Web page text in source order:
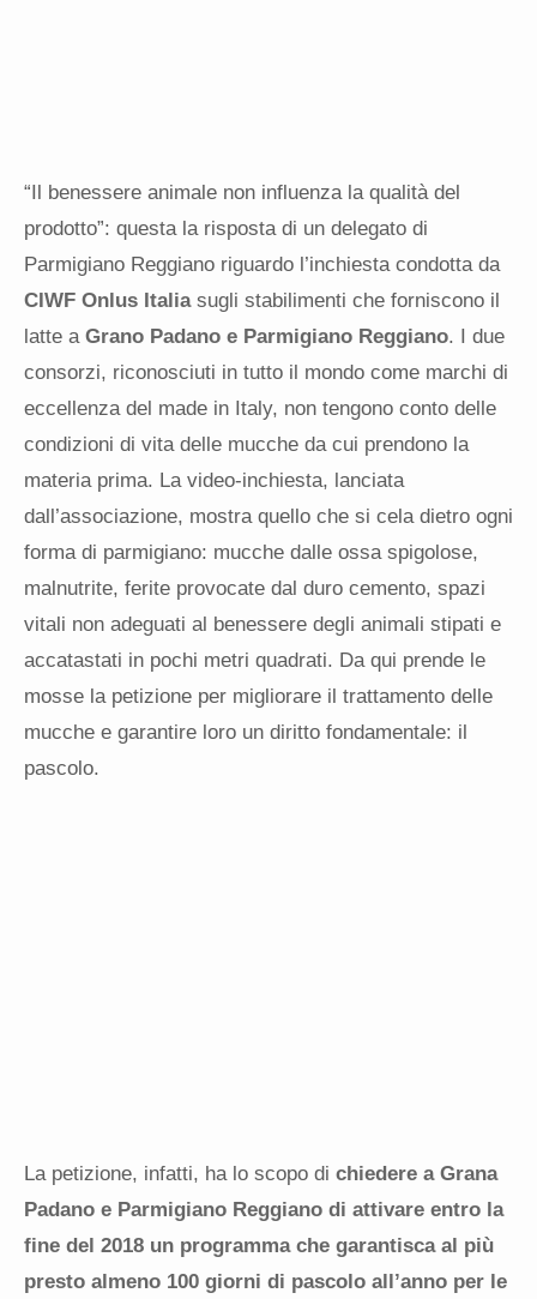
“Il benessere animale non influenza la qualità del
prodotto”: questa la risposta di un delegato di
Parmigiano Reggiano riguardo l’inchiesta condotta da
CIWF Onlus Italiasugli stabilimenti che forniscono il
latte a Grano Padano e Parmigiano Reggiano. I due
consorzi, riconosciuti in tutto il mondo come marchi di
eccellenza del made in Italy, non tengono conto delle
condizioni di vita delle mucche da cui prendono la
materia prima. La video-inchiesta, lanciata
dall’associazione, mostra quello che si cela dietro ogni
forma di parmigiano: mucche dalle ossa spigolose,
malnutrite, ferite provocate dal duro cemento, spazi
vitali non adeguati al benessere degli animali stipati e
accatastati in pochi metri quadrati. Da qui prende le
mosse la petizione per migliorare il trattamento delle
mucche e garantire loro un diritto fondamentale: il
pascolo.
La petizione, infatti, ha lo scopo di chiedere a Grana
Padano e Parmigiano Reggiano di attivare entro la
fine del 2018 un programma che garantisca al più
presto almeno 100 giorni di pascolo all’anno per le